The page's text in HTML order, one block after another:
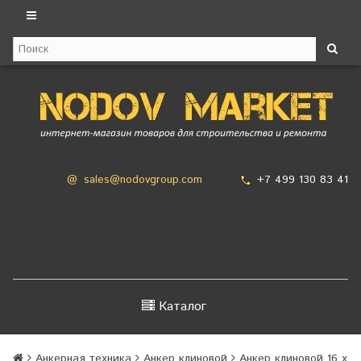
@ sales@nodovgroup.com +7 499 130 83 41
Каталог